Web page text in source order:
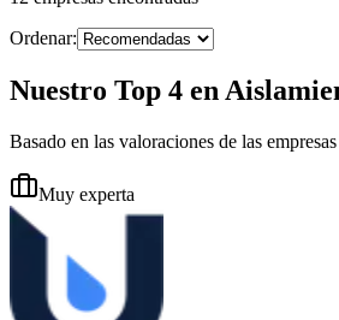
Ordenar:
Nuestro Top 4 en
Basado en las valoraciones de las
Muy experta